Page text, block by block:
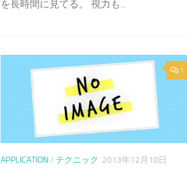
を長時間に見てる。 視力も...
1
APPLICATION/ テクニック 2013年12月10日